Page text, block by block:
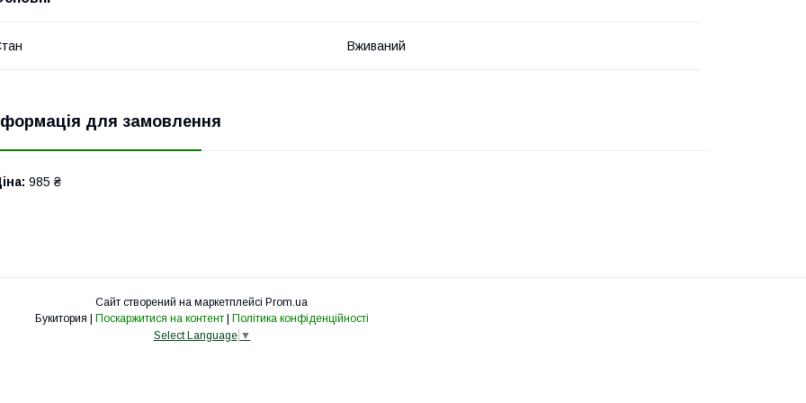
Вживаний
для замовлення
985 ₴
Сайт створений на маркетплейсі Prom.ua
Поскаржитися на контент
Політика конфіденційності
Select Language ▼